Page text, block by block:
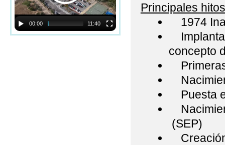
00:00 11:40
Principales
1974
concepto
Puesta
(SEP)